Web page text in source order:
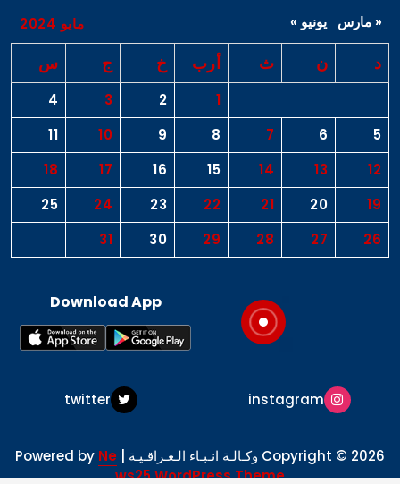
مايو 2024
د ن ث أرب خ ج س
1
2
3
4
5
6
7
8
9
10
11
12
13
14
15
16
17
18
19
20
21
22
23
24
25
26
27
28
29
30
31
« مارس يونيو »
Download App
twitter instagram
Copyright © 2026 وكـالـة انـبـاء الـعـراقـيـة | Powered by
Ne
ws25 WordPress Theme